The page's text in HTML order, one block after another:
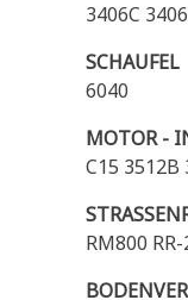
3406C
SCHAUFEL
6040
MOTOR -
C15 3512B
RM800